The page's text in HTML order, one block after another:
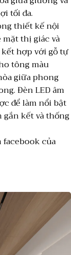
tối đa.
thiết kế nội
thị giác và
hợp với gỗ tự
tông màu
giữa phong
Đèn LED âm
để làm nổi bật
kết và thống
của